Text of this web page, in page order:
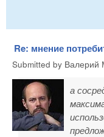
Re: мнение
Submitted by Валерий
а